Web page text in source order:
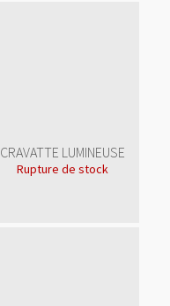
CRAVATTE LUMINEUSE
Rupture de stock